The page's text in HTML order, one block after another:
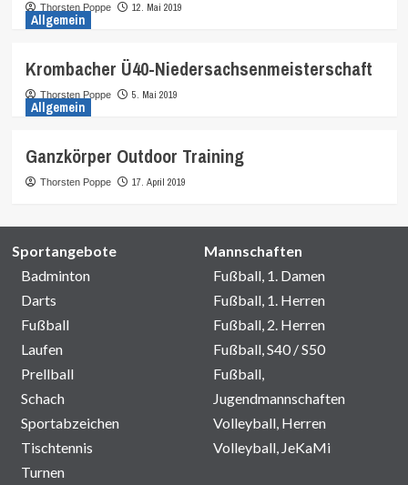
Thorsten Poppe 12. Mai 2019
Allgemein
Krombacher Ü40-Niedersachsenmeisterschaft
Thorsten Poppe 5. Mai 2019
Allgemein
Ganzkörper Outdoor Training
Thorsten Poppe 17. April 2019
Sportangebote
Badminton
Darts
Fußball
Laufen
Prellball
Schach
Sportabzeichen
Tischtennis
Turnen
Mannschaften
Fußball, 1. Damen
Fußball, 1. Herren
Fußball, 2. Herren
Fußball, S40 / S50
Fußball,
Jugendmannschaften
Volleyball, Herren
Volleyball, JeKaMi